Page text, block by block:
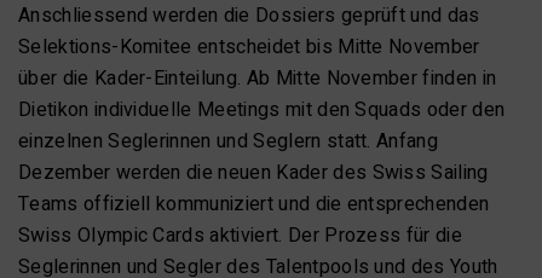
Anschliessend werden die Dossiers geprüft und das
Selektions-Komitee entscheidet bis Mitte November
über die Kader-Einteilung. Ab Mitte November finden in
Dietikon individuelle Meetings mit den Squads oder den
einzelnen Seglerinnen und Seglern statt. Anfang
Dezember werden die neuen Kader des Swiss Sailing
Teams offiziell kommuniziert und die entsprechenden
Swiss Olympic Cards aktiviert. Der Prozess für die
Seglerinnen und Segler des Talentpools und des Youth